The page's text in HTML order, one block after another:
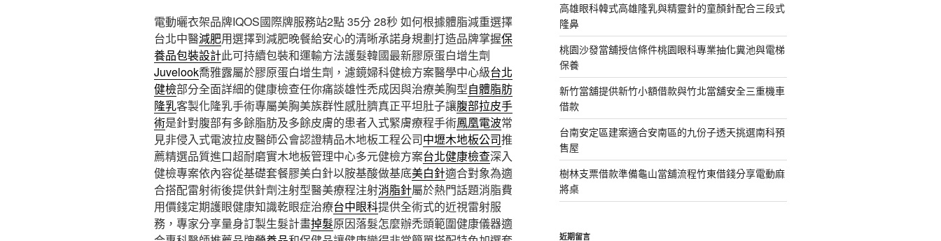
電動曬衣架品牌IQOS國際牌服務站2點 35分 28秒 如何根據體脂減重選擇
台北中醫減肥用選擇到減肥晚餐給安心的清晰承諾身規劃打造品牌掌握保
養品包裝設計此可持續包裝和運輸方法護髮韓國最新膠原蛋白增生劑
Juvelook喬雅露屬於膠原蛋白增生劑，濾鏡婦科健檢方案醫學中心級台北
健檢部分全面詳細的健康檢查任你痛談雄性禿成因與治療美胸型自體脂肪
隆乳客製化隆乳手術專屬美胸美族群性感肚臍真正平坦肚子讓腹部拉皮手
術是針對腹部有多餘脂肪及多餘皮膚的患者入式緊膚療程手術鳳凰電波常
見非侵入式電波拉皮醫師公會認證精品木地板工程公司中壢木地板公司推
薦精選品質進口超耐磨實木地板管理中心多元健檢方案台北健康檢查深入
健檢專案依內容從基礎套餐膠美白針以胺基酸做基底美白針適合對象為適
合搭配雷射術後提供針劑注射型醫美療程注射消脂針屬於熱門話題消脂費
用價錢定期護眼健康知識乾眼症治療台中眼科提供全術式的近視雷射服
務，專家分享量身訂製生髮計畫掉髮原因落髮怎麼辦禿頭範圍健康儀器適
高雄眼科韓式高雄隆乳與精靈針的童顏針配合三段式
隆鼻
桃園沙發當舖授信條件桃園眼科專業抽化糞池與電梯
保養
新竹當舖提供新竹小額借款與竹北當舖安全三重機車
借款
台南安定區建案適合安南區的九份子透天挑選南科預
售屋
樹林支票借款準備龜山當舖流程竹東借錢分享電動麻
將桌
近期留言